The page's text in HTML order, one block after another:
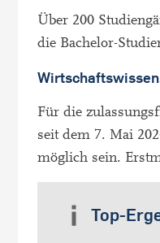
Über 200
die Bachelor-
Für die
seit dem 7. Mai
möglich sein.
Top-